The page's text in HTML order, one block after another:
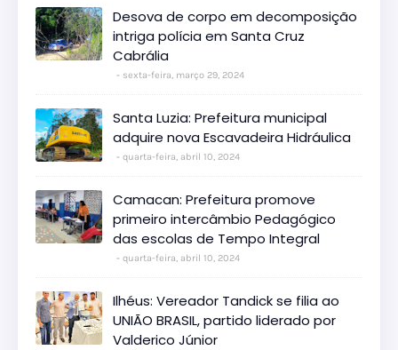
Desova de corpo em decomposição
intriga polícia em Santa Cruz
Cabrália
sexta-feira, março 29, 2024
Santa Luzia: Prefeitura municipal
adquire nova Escavadeira Hidráulica
quarta-feira, abril 10, 2024
Camacan: Prefeitura promove
primeiro intercâmbio Pedagógico
das escolas de Tempo Integral
quarta-feira, abril 10, 2024
Ilhéus: Vereador Tandick se filia ao
UNIÃO BRASIL, partido liderado por
Valderico Júnior